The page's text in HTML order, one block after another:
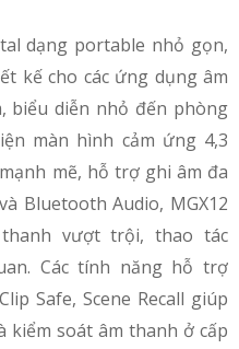
dạng portable nhỏ gọn,
kế cho các ứng dụng âm
biểu diễn nhỏ đến phòng
màn hình cảm ứng 4,3
mẽ, hỗ trợ ghi âm đa
Bluetooth Audio, MGX12
vượt trội, thao tác
Các tính năng hỗ trợ
Safe, Scene Recall giúp
kiểm soát âm thanh ở cấp